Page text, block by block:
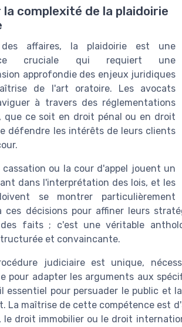
la complexité de la plaidoirie
affaires, la plaidoirie est une
cruciale qui requiert une
approfondie des enjeux juridiques
de l'art oratoire. Les avocats
à travers des réglementations
que ce soit en droit pénal ou en droit
défendre les intérêts de leurs clients
cassation ou la cour d'appel jouent un
dans l'interprétation des lois, et les
se montrer particulièrement
décisions pour affiner leurs
faits ; c'est une véritable
et convaincante.
judiciaire est unique,
pour adapter les arguments aux
essentiel pour persuader le public et
La maîtrise de cette compétence est
le droit immobilier ou le droit